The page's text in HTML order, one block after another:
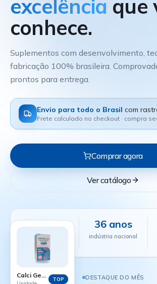
excelência que
conhece.
Suplementos com desenvolvimento,
fabricação 100% brasileira.
prontos para entrega.
Envio para todo o Brasil com
Frete calculado no checkout · compra
Comprar agora
Ver catálogo
+24 mil
farmácias
parceiras
36 anos
indústria nacional
DESTAQUE DO MÊS
Calci Gest - 60 comprimidos
TOP